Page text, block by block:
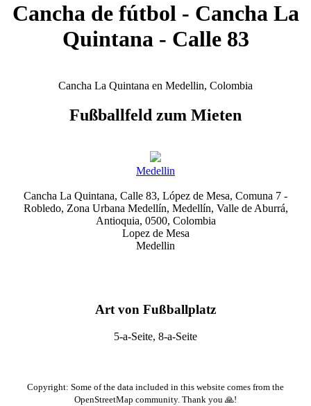
Cancha de fútbol - Cancha La
Quintana - Calle 83
Cancha La Quintana en Medellin, Colombia
Fußballfeld zum Mieten
Medellin
Cancha La Quintana, Calle 83, López de Mesa, Comuna 7 -
Robledo, Zona Urbana Medellín, Medellín, Valle de Aburrá,
Antioquia, 0500, Colombia
Lopez de Mesa
Medellin
Art von Fußballplatz
5-a-Seite, 8-a-Seite
Copyright: Some of the data included in this website comes from the
OpenStreetMap community. Thank you 🙏!